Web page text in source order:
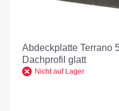
Abdeckplatte Terrano
Dachprofil glatt
Nicht auf Lager